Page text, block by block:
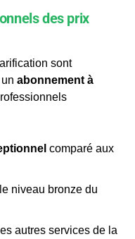
des prix
sont
abonnement à
comparé aux
niveau bronze du
autres services de la